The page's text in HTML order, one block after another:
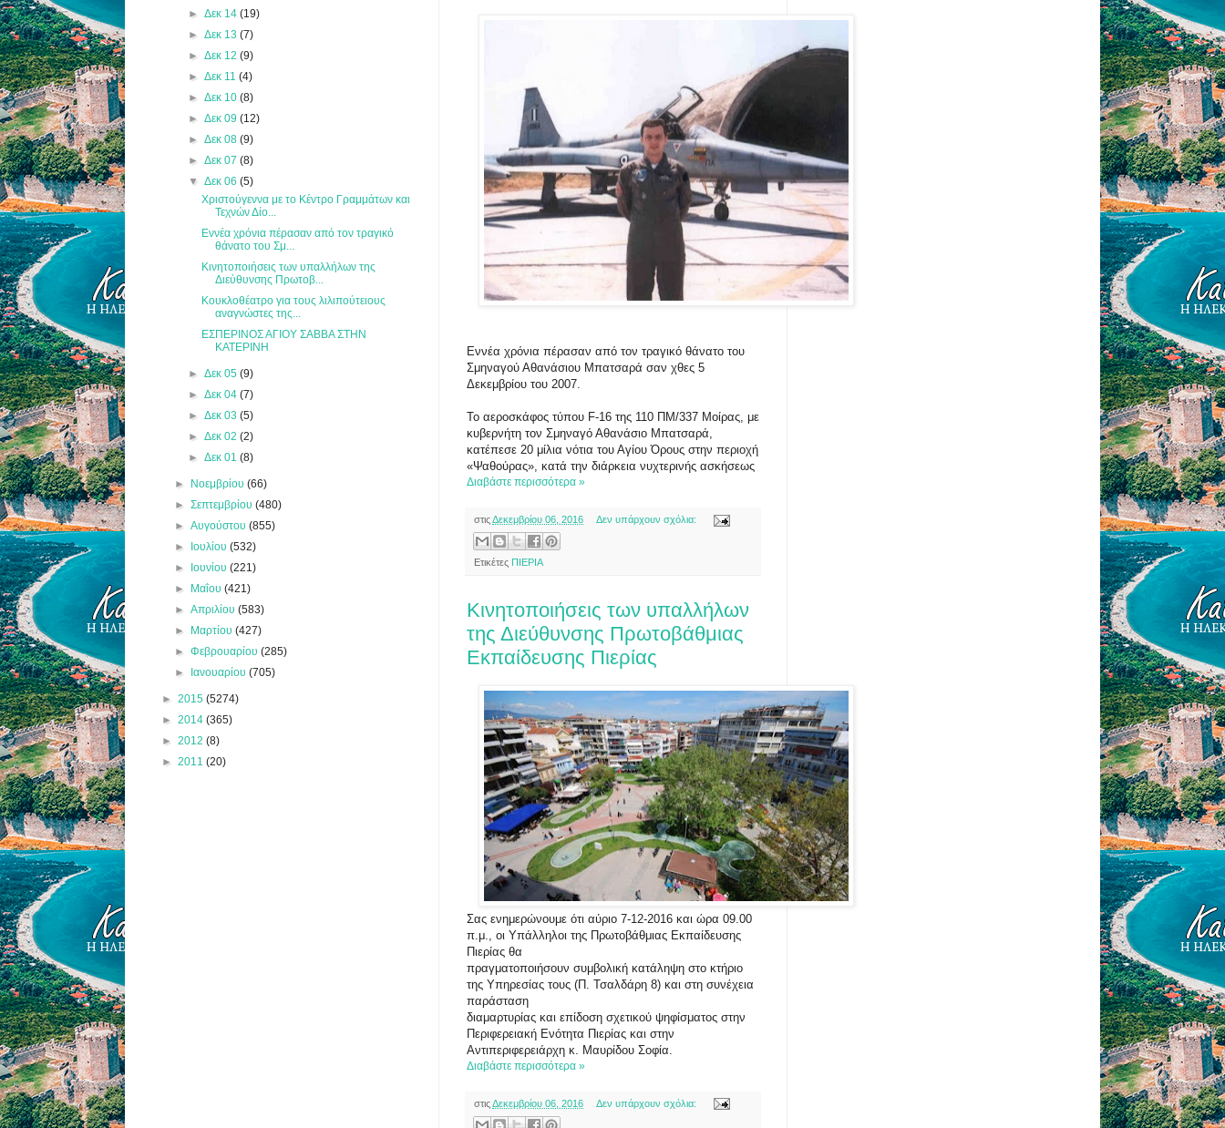
Εννέα χρόνια πέρασαν από τον τραγικό θάνατο του
Σμηναγού Αθανάσιου Μπατσαρά σαν χθες 5
Δεκεμβρίου του 2007.
Το αεροσκάφος τύπου F-16 της 110 ΠΜ/337 Μοίρας, με
κυβερνήτη τον Σμηναγό Αθανάσιο Μπατσαρά,
κατέπεσε 20 μίλια νότια του Αγίου Όρους στην περιοχή
«Ψαθούρας», κατά την διάρκεια νυχτερινής ασκήσεως
Διαβάστε περισσότερα »
στιςΔεκεμβρίου 06, 2016 Δεν υπάρχουν σχόλια:
Ετικέτες ΠΙΕΡΙΑ
Κινητοποιήσεις των υπαλλήλων
της Διεύθυνσης Πρωτοβάθμιας
Εκπαίδευσης Πιερίας
Σας ενημερώνουμε ότι αύριο 7-12-2016 και ώρα 09.00
π.μ., οι Υπάλληλοι της Πρωτοβάθμιας Εκπαίδευσης
Πιερίας θα
πραγματοποιήσουν συμβολική κατάληψη στο κτήριο
της Υπηρεσίας τους (Π. Τσαλδάρη 8) και στη συνέχεια
παράσταση
διαμαρτυρίας και επίδοση σχετικού ψηφίσματος στην
Περιφερειακή Ενότητα Πιερίας και στην
Αντιπεριφερειάρχη κ. Μαυρίδου Σοφία.
Διαβάστε περισσότερα »
στιςΔεκεμβρίου 06, 2016 Δεν υπάρχουν σχόλια:
► Δεκ 14 (19)
► Δεκ 13 (7)
► Δεκ 12 (9)
► Δεκ 11 (4)
► Δεκ 10 (8)
► Δεκ 09 (12)
► Δεκ 08 (9)
► Δεκ 07 (8)
▼ Δεκ 06 (5)
Χριστούγεννα με το Κέντρο Γραμμάτων και
Τεχνών Δίο...
Εννέα χρόνια πέρασαν από τον τραγικό
θάνατο του Σμ...
Κινητοποιήσεις των υπαλλήλων της
Διεύθυνσης Πρωτοβ...
Κουκλοθέατρο για τους λιλιπούτειους
αναγνώστες της...
ΕΣΠΕΡΙΝΟΣ ΑΓΙΟΥ ΣΑΒΒΑ ΣΤΗΝ
ΚΑΤΕΡΙΝΗ
► Δεκ 05 (9)
► Δεκ 04 (7)
► Δεκ 03 (5)
► Δεκ 02 (2)
► Δεκ 01 (8)
► Νοεμβρίου(66)
►Σεπτεμβρίου(480)
►Αυγούστου(855)
► Ιουλίου(532)
► Ιουνίου(221)
► Μαΐου(421)
►Απριλίου(583)
► Μαρτίου(427)
►Φεβρουαρίου(285)
► Ιανουαρίου(705)
► 2015 (5274)
► 2014 (365)
► 2012 (8)
► 2011 (20)